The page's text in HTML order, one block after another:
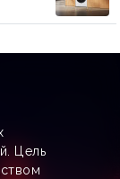
Цель